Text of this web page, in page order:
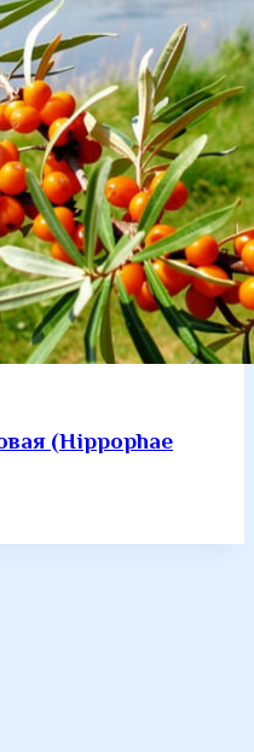
(Hippophae